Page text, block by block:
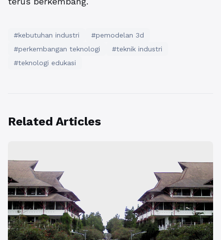
#kebutuhan industri
#pemodelan 3d
#perkembangan teknologi
#teknik industri
#teknologi edukasi
Related Articles